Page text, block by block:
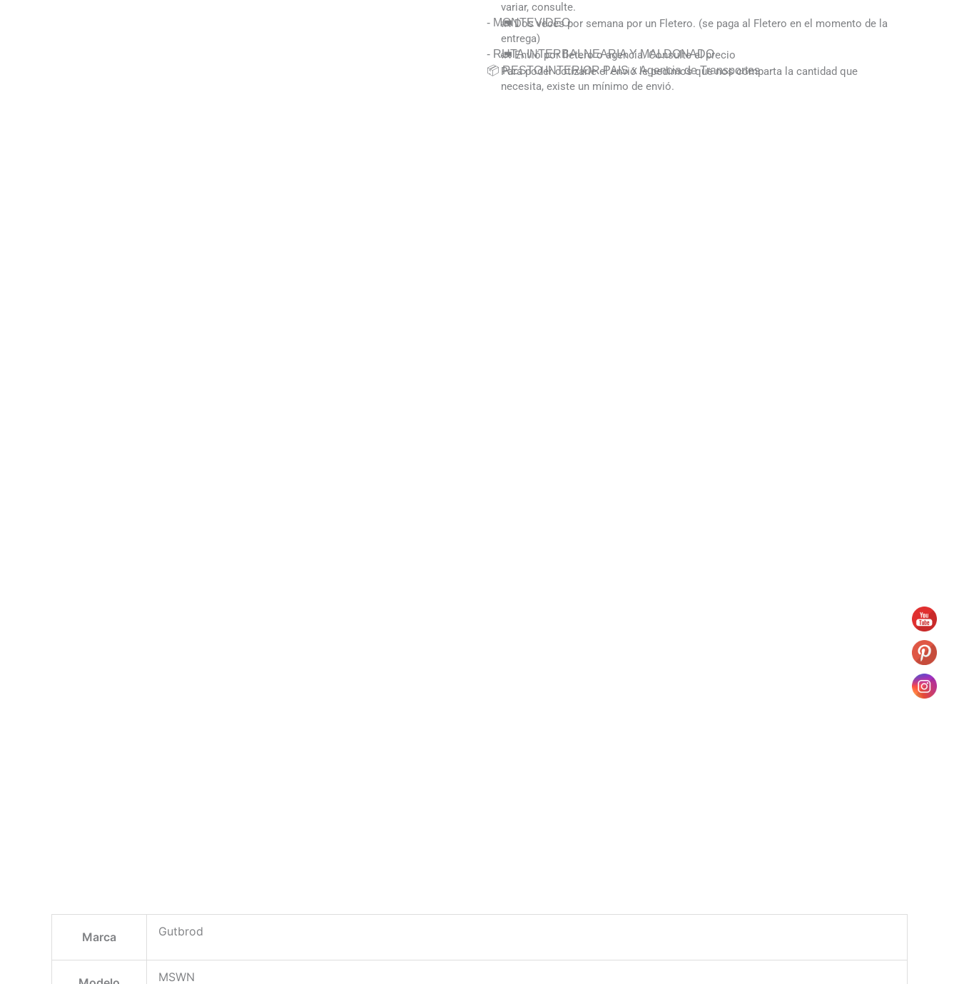
variar, consulte.
- MONTEVIDEO
🚛 Dos veces por semana por un Fletero. (se paga al Fletero en el momento de la
entrega)
- RUTA INTERBALNEARIA Y MALDONADO
🚛 Envió por fletero o agencia. Consulte el precio
📦 RESTO INTERIOR PAIS x Agencia de Transportes
Para poder cotizarle el envió le pedimos que nos comparta la cantidad que
necesita, existe un mínimo de envió.
Marca Gutbrod
MSWN